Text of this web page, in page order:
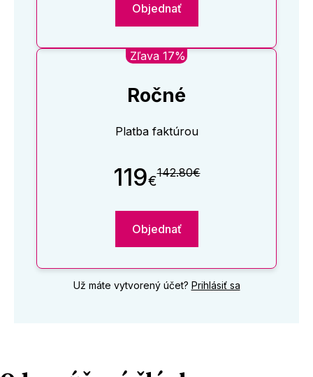
Objednať
Zľava 17%
Ročné
Platba faktúrou
119€142.80€
Objednať
Už máte vytvorený účet? Prihlásiť sa